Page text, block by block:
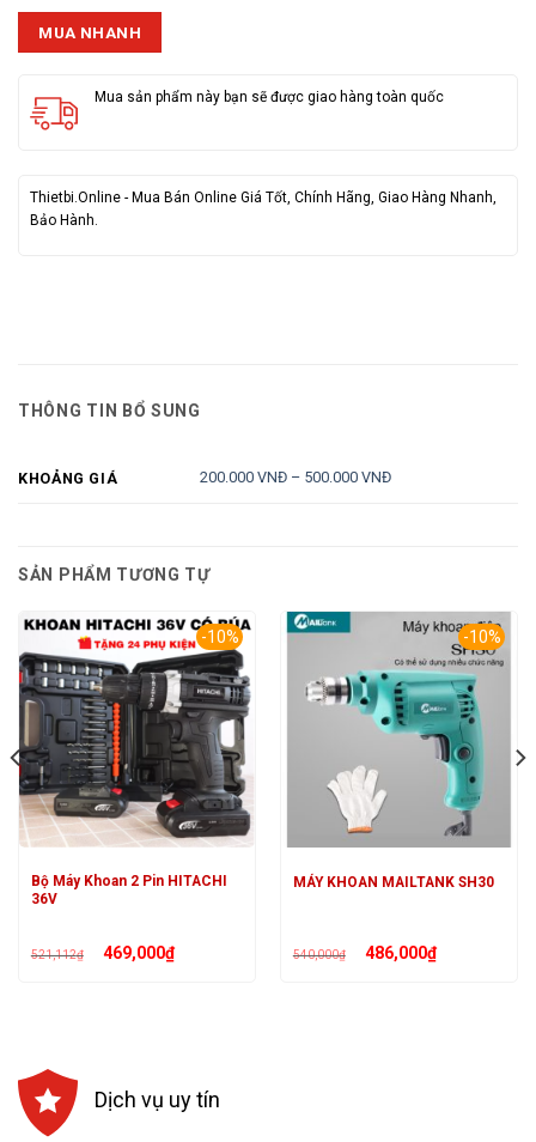
MUA NHANH
Mua sản phẩm này bạn sẽ được giao hàng toàn quốc
Thietbi.Online - Mua Bán Online Giá Tốt, Chính Hãng, Giao Hàng Nhanh,
Bảo Hành.
THÔNG TIN BỔ SUNG
KHOẢNG GIÁ 200.000 VNĐ – 500.000 VNĐ
SẢN PHẨM TƯƠNG TỰ
-10%
Bộ Máy Khoan 2 Pin HITACHI
36V
521,112₫ Giá
gốc
469,000₫Giá
hiện
-10%
MÁY KHOAN MAILTANK SH30
540,000₫ Giá
gốc
486,000₫Giá
hiện
Dịch vụ uy tín